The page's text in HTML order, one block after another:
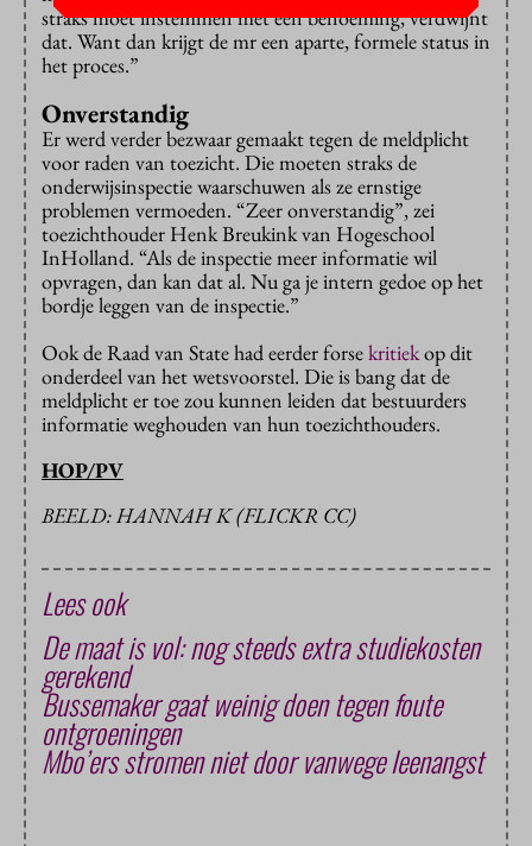
straks moet instemmen met een benoeming, verdwijnt
dat. Want dan krijgt de mr een aparte, formele status in
het proces.”
Onverstandig
Er werd verder bezwaar gemaakt tegen de meldplicht
voor raden van toezicht. Die moeten straks de
onderwijsinspectie waarschuwen als ze ernstige
problemen vermoeden. “Zeer onverstandig”, zei
toezichthouder Henk Breukink van Hogeschool
InHolland. “Als de inspectie meer informatie wil
opvragen, dan kan dat al. Nu ga je intern gedoe op het
bordje leggen van de inspectie.”
Ook de Raad van State had eerder forsekritiekop dit
onderdeel van het wetsvoorstel. Die is bang dat de
meldplicht er toe zou kunnen leiden dat bestuurders
informatie weghouden van hun toezichthouders.
HOP/PV
BEELD: HANNAH K (FLICKR CC)
Lees ook
De maat is vol: nog steeds extra studiekosten
gerekend
Bussemaker gaat weinig doen tegen foute
ontgroeningen
Mbo’ers stromen niet door vanwege leenangst